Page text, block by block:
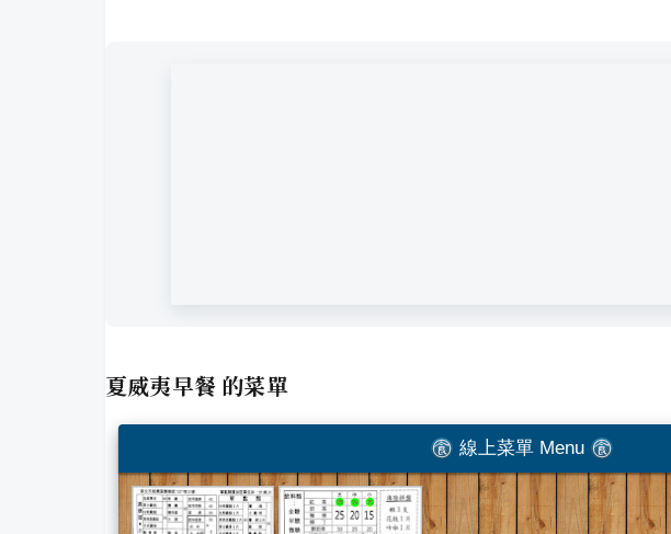
夏威夷早餐 的菜單
線上菜單 Menu